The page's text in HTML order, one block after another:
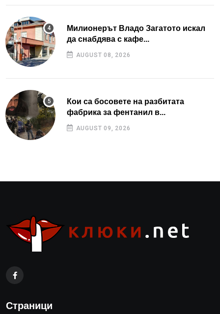
Милионерът Владо Загатото искал
да снабдява с кафе...
AUGUST 08, 2026
Кои са босовете на разбитата
фабрика за фентанил в...
AUGUST 09, 2026
Страници